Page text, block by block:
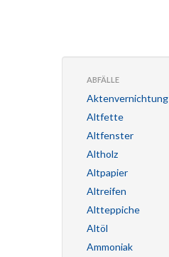
ABFÄLLE
Aktenvernichtung
Altfette
Altfenster
Altholz
Altpapier
Altreifen
Altteppiche
Altöl
Ammoniak